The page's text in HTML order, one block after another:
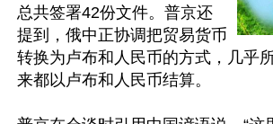
总共签署42份文件。普京还
提到，俄中正协调把贸易货币
转换为卢布和人民币的方式，几乎
来都以卢布和人民币结算。